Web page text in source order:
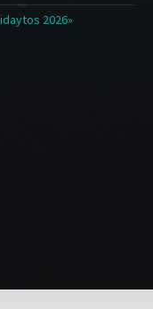
2026»